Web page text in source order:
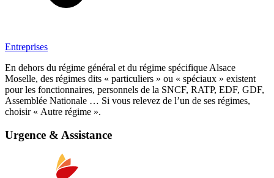
Entreprises
En dehors du régime général et du régime spécifique Alsace
Moselle, des régimes dits « particuliers » ou « spéciaux » existent
pour les fonctionnaires, personnels de la SNCF, RATP, EDF, GDF,
Assemblée Nationale … Si vous relevez de l’un de ses régimes,
choisir « Autre régime ».
Urgence & Assistance